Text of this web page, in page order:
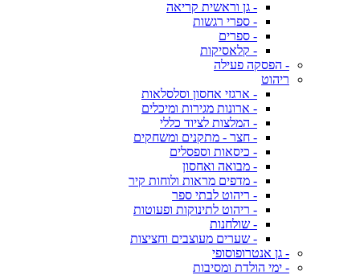
- גן וראשית קריאה
- ספרי רגשות
- ספרים
- קלאסיקות
- הפסקה פעילה
ריהוט
- ארגזי אחסון וסלסלאות
- ארונות מגירות ומיכלים
- המלצות לציוד כללי
- חצר - מתקנים ומשחקים
- כיסאות וספסלים
- מבואה ואחסון
- מדפים מראות ולוחות קיר
- ריהוט לבתי ספר
- ריהוט לתינוקות ופעוטות
- שולחנות
- שערים מעוצבים וחציצות
- גן אנטרופוסופי
- ימי הולדת ומסיבות